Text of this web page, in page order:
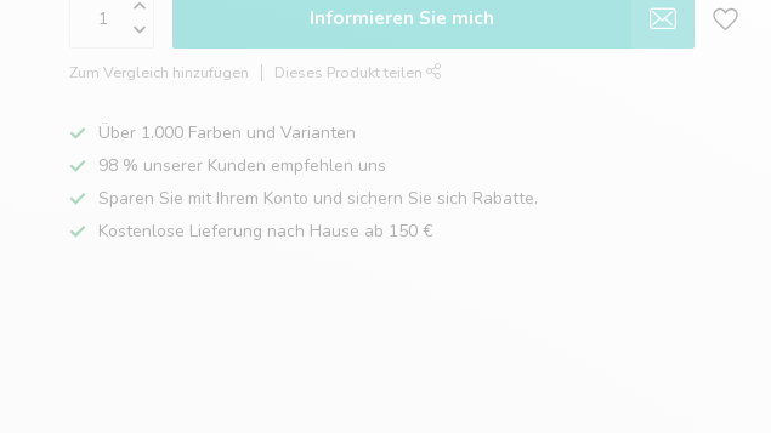
Informieren Sie mich
Zum Vergleich hinzufügen Dieses Produkt teilen
Über 1.000 Farben und Varianten
98 % unserer Kunden empfehlen uns
Sparen Sie mit Ihrem Konto und sichern Sie sich Rabatte.
Kostenlose Lieferung nach Hause ab 150 €